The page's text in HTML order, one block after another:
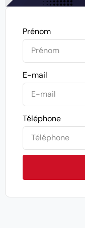
Prénom
E-mail
Téléphone